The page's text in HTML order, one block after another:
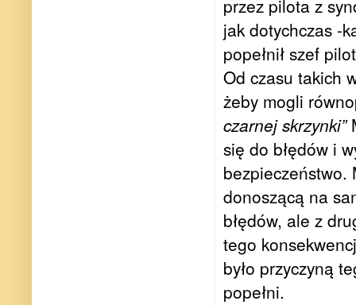
przez pilota z
jak dotychczas -
popełnił szef
Od czasu takich
żeby mogli
czarnej skrzynki”
się do błędów i
bezpieczeństwo.
donoszącą na
błędów, ale z
tego
było przyczyną
popełni.